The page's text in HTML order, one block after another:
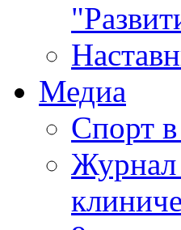
Медиа
Спорт
Журнал